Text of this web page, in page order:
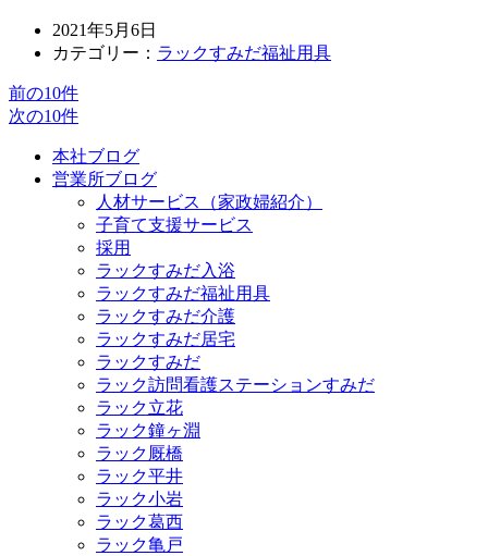
2021年5月6日
カテゴリー： ラックすみだ福祉用具
前の10件
次の10件
本社ブログ
営業所ブログ
人材サービス（家政婦紹介）
子育て支援サービス
採用
ラックすみだ入浴
ラックすみだ福祉用具
ラックすみだ介護
ラックすみだ居宅
ラックすみだ
ラック訪問看護ステーションすみだ
ラック立花
ラック鐘ヶ淵
ラック厩橋
ラック平井
ラック小岩
ラック葛西
ラック亀戸